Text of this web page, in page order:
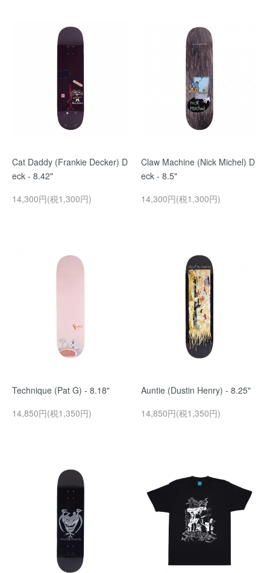
Cat Daddy (Frankie Decker) D
eck - 8.42"
14,300円(税1,300円)
Claw Machine (Nick Michel) D
eck - 8.5"
14,300円(税1,300円)
Technique (Pat G) - 8.18"
14,850円(税1,350円)
Auntie (Dustin Henry) - 8.25"
14,850円(税1,350円)